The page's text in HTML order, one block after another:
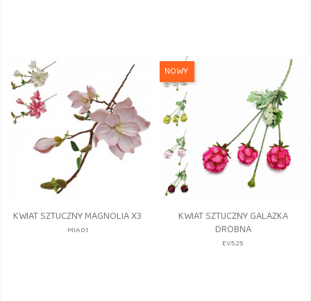
KWIAT SZTUCZNY MAGNOLIA X3
MIA01
KWIAT SZTUCZNY GALAZKA
DROBNA
EV525
NOWY